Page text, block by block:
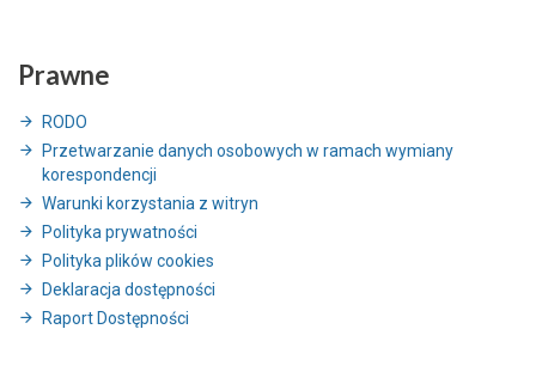
Prawne
RODO
Przetwarzanie danych osobowych w ramach wymiany
korespondencji
Warunki korzystania z witryn
Polityka prywatności
Polityka plików cookies
Deklaracja dostępności
Raport Dostępności